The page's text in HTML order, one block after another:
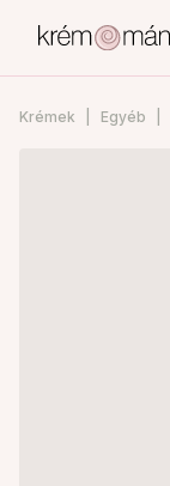
Krémek Egyéb